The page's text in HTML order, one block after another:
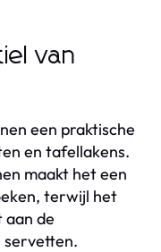
van
een praktische
en tafellakens.
maakt het een
terwijl het
de